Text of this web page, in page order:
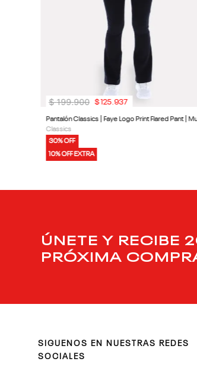
Pantalón Classics | Faye Logo Print Flared Pant |
Classics
30% OFF
10% OFF EXTRA
$ 199.900 $125.937
ÚNETE Y RECIBE
PRÓXIMA
SIGUENOS EN NUESTRAS REDES
SOCIALES